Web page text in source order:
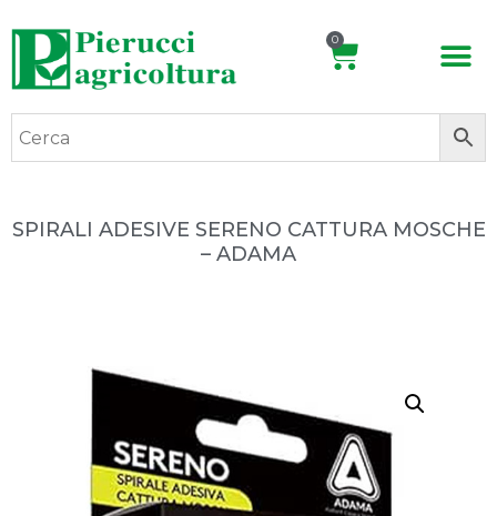
0
SPIRALI ADESIVE SERENO CATTURA MOSCHE
– ADAMA